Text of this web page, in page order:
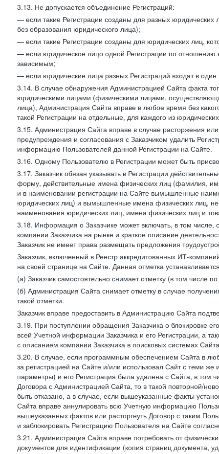
3.13. Не допускается объединение Регистраций:
— если такие Регистрации созданы для разных
без образования юридического лица);
— если такие Регистрации созданы для юридических лиц,
— если юридическое лицо одной Регистрации по отношению
зависимым;
— если юридические лица разных Регистраций входят в
3.14. В случае обнаружения Администрацией Сайта факта
юридическими лицами (физическими лицами,
лица), Администрация Сайта вправе в любое время без
такой Регистрации на отдельные, для каждого из
3.15. Администрация Сайта вправе в случае расторжения
предупреждения и согласования с Заказчиком удалить
информацию Пользователей данной Регистрации на Сайте.
3.16. Одному Пользователю в Регистрации может быть
3.17. Заказчик обязан указывать в Регистрации
форму, действительные имена физических лиц (фамилия,
и в наименовании регистрации на Сайте вымышленные
юридических лиц) и вымышленные имена физических лиц,
наименования юридических лиц, имена физических лиц и
3.18. Информация о Заказчике может включать, в том
компании Заказчика на рынке и краткое описание
Заказчик не имеет права размещать предложения
Заказчик, включенный в Реестр аккредитованных ИТ-
на своей странице на Сайте. Данная отметка
(а) Заказчик самостоятельно снимает отметку (в том числе
(б) Администрация Сайта снимает отметку в случае
такой отметки.
Заказчик вправе предоставить в Администрацию Сайта
3.19. При поступлении обращения Заказчика о блокировке
всей Учетной информации Заказчика и его Регистрации, а
с описанием компании Заказчика в поисковых системах
3.20. В случае, если программным обеспечением Сайта в
за регистрацией на Сайте и/или использовал Сайт с теми
параметры) и его Регистрация была удалена с Сайта, в том
Договора с Администрацией Сайта, то в такой повторной/
быть отказано, а в случае, если вышеуказанные факты
Сайта вправе аннулировать всю Учетную информацию
вышеуказанных фактов или расторгнуть Договор с таким
и заблокировать Регистрацию Пользователя на Сайте
3.21. Администрация Сайта вправе потребовать от
документов для идентификации (копия страниц документа,